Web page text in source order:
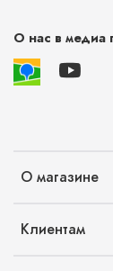
О магазине
Клиентам
О нас в медиа